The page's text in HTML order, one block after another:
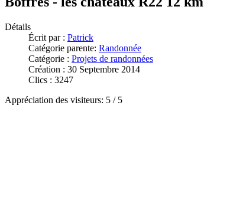
Détails
Écrit par : Patrick
Catégorie parente: Randonnée
Catégorie : Projets de randonnées
Création : 30 Septembre 2014
Clics : 3247
Appréciation des visiteurs: 5 / 5